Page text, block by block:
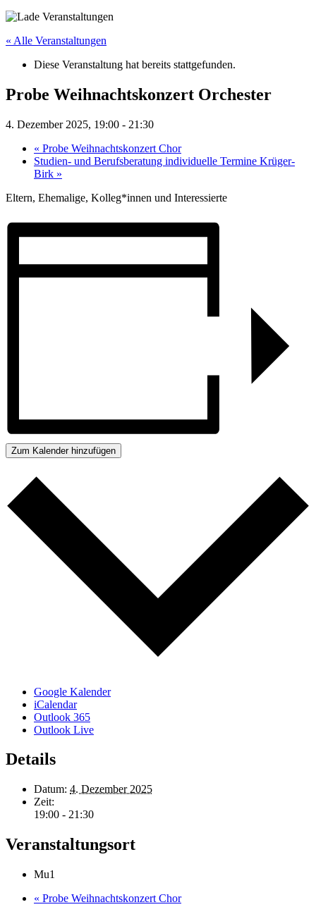
« Alle Veranstaltungen
Diese Veranstaltung hat bereits stattgefunden.
Probe Weihnachtskonzert Orchester
4. Dezember 2025, 19:00 - 21:30
« Probe Weihnachtskonzert Chor
Studien- und Berufsberatung individuelle Termine Krüger-
Birk »
Eltern, Ehemalige, Kolleg*innen und Interessierte
Zum Kalender hinzufügen
Google Kalender
iCalendar
Outlook 365
Outlook Live
Details
Datum: 4. Dezember 2025
Zeit:
19:00 - 21:30
Veranstaltungsort
Mu1
« Probe Weihnachtskonzert Chor